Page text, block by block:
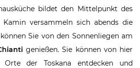
bildet den Mittelpunkt des
Kamin versammeln sich abends die
Sie von den Sonnenliegen am
genießen. Sie können von hier
der Toskana entdecken und